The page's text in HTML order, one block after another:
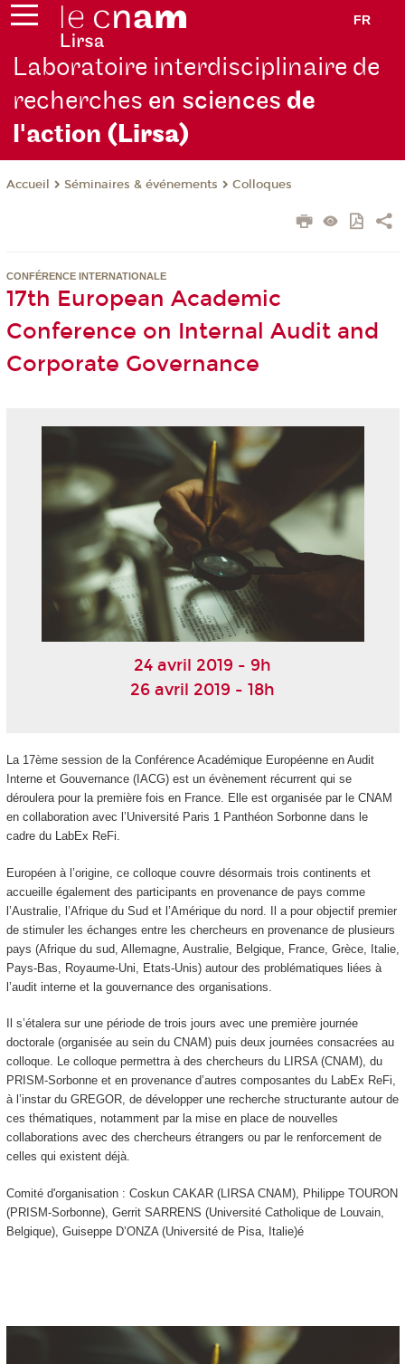
FR
Laboratoire interdisciplinaire de
recherches en sciencesde
l'action (Lirsa)
Accueil Séminaires & événements Colloques
CONFÉRENCE INTERNATIONALE
17th European Academic
Conference on Internal Audit and
Corporate Governance
24 avril 2019 - 9h
26 avril 2019 - 18h
La 17ème session de la Conférence Académique Européenne en Audit
Interne et Gouvernance (IACG) est un évènement récurrent qui se
déroulera pour la première fois en France. Elle est organisée par le CNAM
en collaboration avec l’Université Paris 1 Panthéon Sorbonne dans le
cadre du LabEx ReFi.
Européen à l’origine, ce colloque couvre désormais trois continents et
accueille également des participants en provenance de pays comme
l’Australie, l’Afrique du Sud et l’Amérique du nord. Il a pour objectif premier
de stimuler les échanges entre les chercheurs en provenance de plusieurs
pays (Afrique du sud, Allemagne, Australie, Belgique, France, Grèce, Italie,
Pays-Bas, Royaume-Uni, Etats-Unis) autour des problématiques liées à
l’audit interne et la gouvernance des organisations.
Il s’étalera sur une période de trois jours avec une première journée
doctorale (organisée au sein du CNAM) puis deux journées consacrées au
colloque. Le colloque permettra à des chercheurs du LIRSA (CNAM), du
PRISM-Sorbonne et en provenance d’autres composantes du LabEx ReFi,
à l’instar du GREGOR, de développer une recherche structurante autour de
ces thématiques, notamment par la mise en place de nouvelles
collaborations avec des chercheurs étrangers ou par le renforcement de
celles qui existent déjà.
Comité d'organisation : Coskun CAKAR (LIRSA CNAM), Philippe TOURON
(PRISM-Sorbonne), Gerrit SARRENS (Université Catholique de Louvain,
Belgique), Guiseppe D’ONZA (Université de Pisa, Italie)é